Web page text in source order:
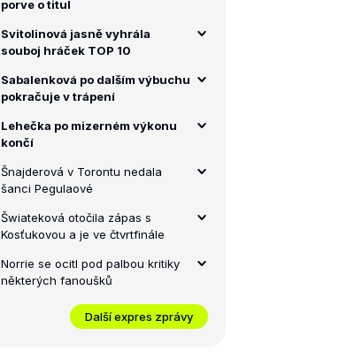
porve o titul
Svitolinová jasně vyhrála
souboj hráček TOP 10
Sabalenková po dalším výbuchu
pokračuje v trápení
Lehečka po mizerném výkonu
končí
Šnajderová v Torontu nedala
šanci Pegulaové
Šwiateková otočila zápas s
Kosťukovou a je ve čtvrtfinále
Norrie se ocitl pod palbou kritiky
některých fanoušků
Další expres zprávy